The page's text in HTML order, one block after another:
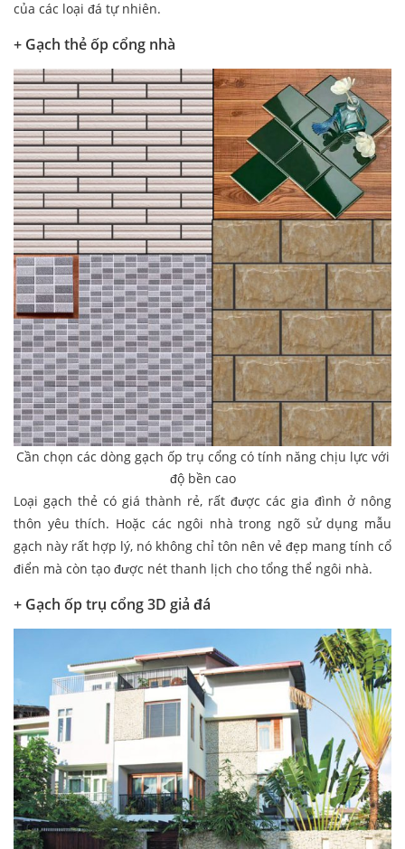
của các loại đá tự nhiên.
+ Gạch thẻ ốp cổng nhà
Cần chọn các dòng gạch ốp trụ cổng có tính năng chịu lực với
độ bền cao
Loại gạch thẻ có giá thành rẻ, rất được các gia đình ở nông
thôn yêu thích. Hoặc các ngôi nhà trong ngõ sử dụng mẫu
gạch này rất hợp lý, nó không chỉ tôn nên vẻ đẹp mang tính cổ
điển mà còn tạo được nét thanh lịch cho tổng thể ngôi nhà.
+ Gạch ốp trụ cổng 3D giả đá